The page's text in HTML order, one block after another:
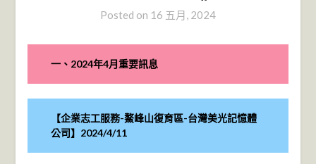
Posted on 16 五月, 2024
一、2024年4月重要訊息
【企業志工服務-鰲峰山復育區-台灣美光記憶體
公司】2024/4/11